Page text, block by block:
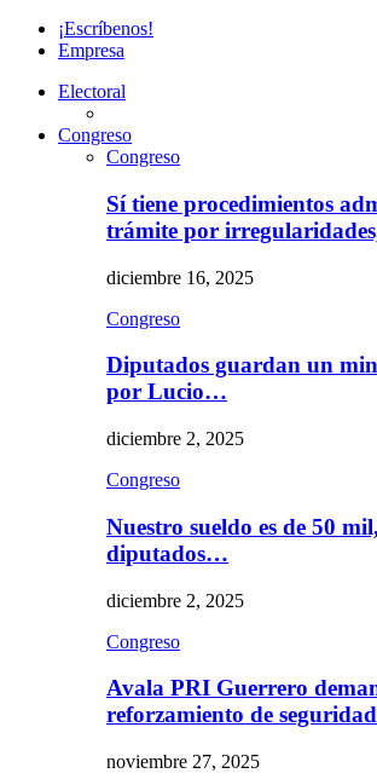
¡Escríbenos!
Empresa
Electoral
Congreso
Congreso
Sí tiene procedimientos
trámite por
diciembre 16, 2025
Congreso
Diputados guardan un
por Lucio…
diciembre 2, 2025
Congreso
Nuestro sueldo es de 50
diputados…
diciembre 2, 2025
Congreso
Avala PRI Guerrero
reforzamiento de
noviembre 27, 2025